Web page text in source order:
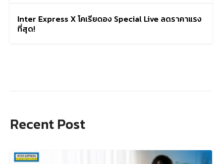
Inter Express X โคเรียดอง Special Live ลดราคาแรง
ที่สุด!
Recent Post